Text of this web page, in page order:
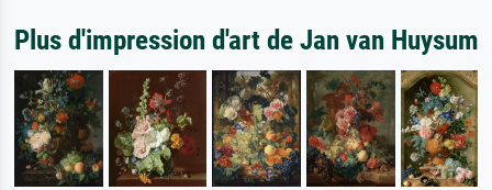
Plus d'impression d'art de Jan van Huysum